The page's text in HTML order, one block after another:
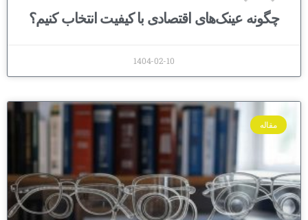
چگونه عینک‌های اقتصادی با کیفیت انتخاب کنیم؟
1404-02-10
مقاله